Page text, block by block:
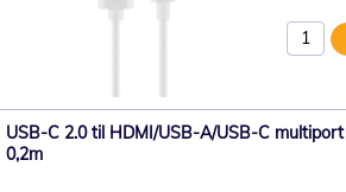
USB-C 2.0 til HDMI/USB-A/USB-C
0,2m